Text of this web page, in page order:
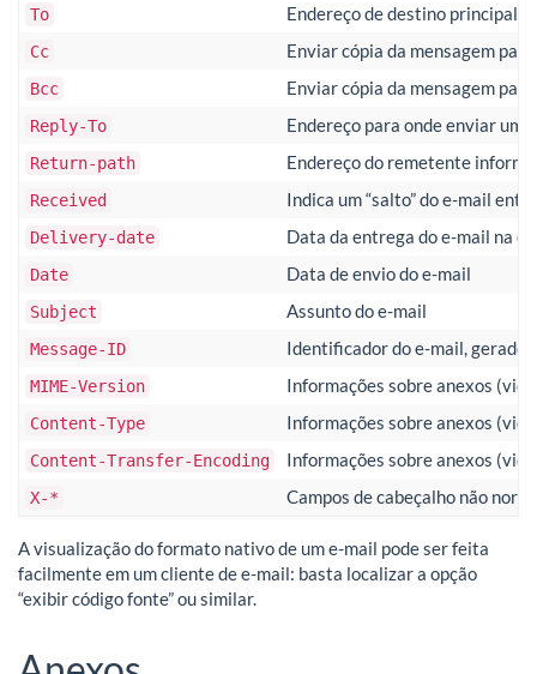
To Endereço de destino principal
Cc Enviar cópia da mensagem
Bcc Enviar cópia da mensagem
Reply-To Endereço para onde enviar
Return-path Endereço do remetente
Received Indica um “salto” do e-mail
Delivery-date Data da entrega do e-mail na
Date Data de envio do e-mail
Subject Assunto do e-mail
Message-ID Identificador do e-mail, gerado
MIME-Version Informações sobre anexos
Content-Type Informações sobre anexos
Content-Transfer-Encoding Informações sobre anexos
X-* Campos de cabeçalho não
A visualização do formato nativo de um e-mail pode ser feita
facilmente em um cliente de e-mail: basta localizar a opção
“exibir código fonte” ou similar.